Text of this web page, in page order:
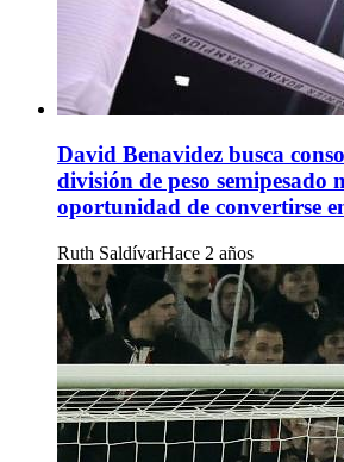
David Benavidez busca
división de peso semipesado
oportunidad de convertirse
Ruth SaldívarHace 2 años